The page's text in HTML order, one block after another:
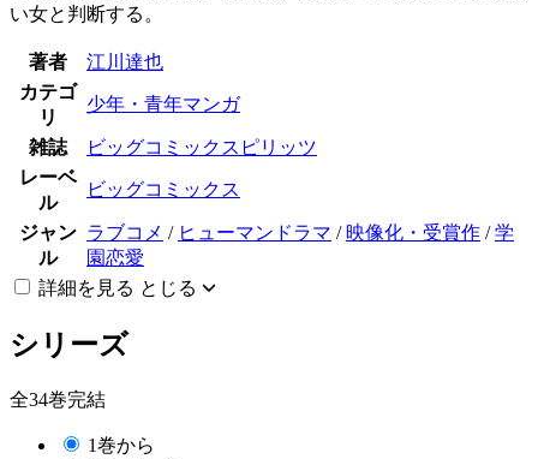
い女と判断する。
著者
江川達也
カテゴ
リ
少年・青年マンガ
雑誌
ビッグコミックスピリッツ
レーベ
ル
ビッグコミックス
ジャン
ル
ラブコメ / ヒューマンドラマ / 映像化・受賞作 /学
園恋愛
詳細を見る とじる
シリーズ
全34巻完結
1巻から